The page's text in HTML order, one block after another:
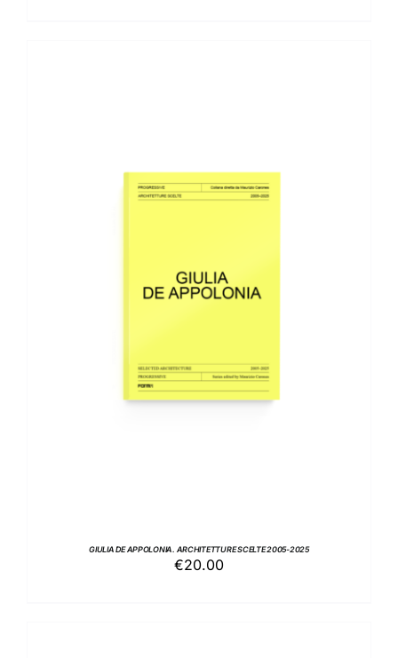
AGGIUNGI AL CARRELLO / DETTAGLI
GIULIA DE APPOLONIA. ARCHITETTURE SCELTE 2005-2025
€20.00